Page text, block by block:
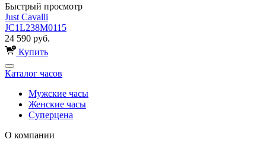
Быстрый просмотр
Just Cavalli
JC1L238M0115
24 590 руб.
Купить
Каталог часов
Мужские часы
Женские часы
Суперцена
О компании